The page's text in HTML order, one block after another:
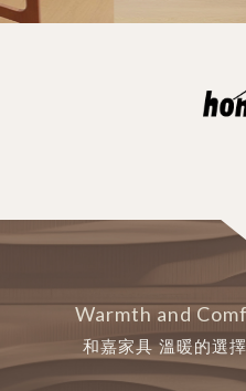
Warmth and
和嘉家具 溫暖的選